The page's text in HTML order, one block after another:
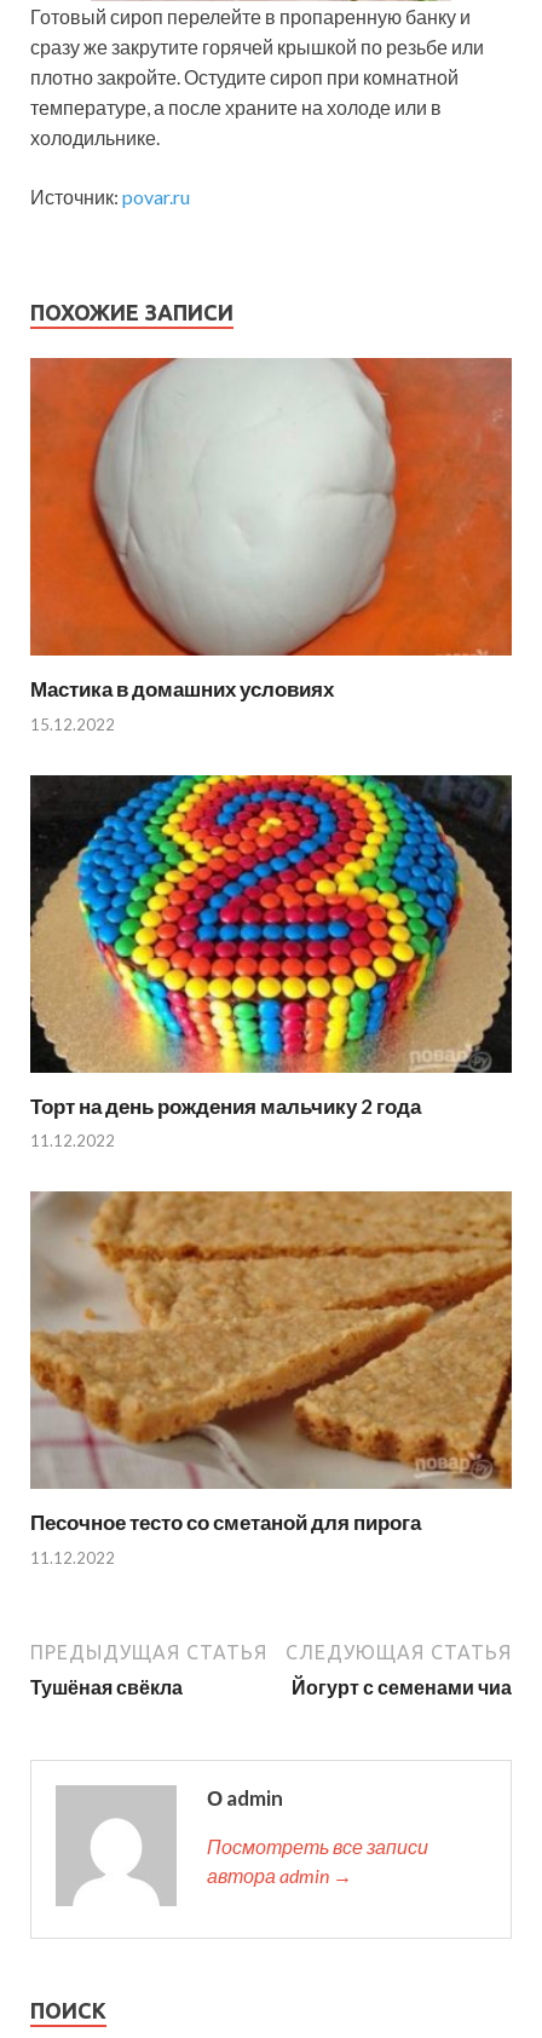
Готовый сироп перелейте в пропаренную банку и
сразу же закрутите горячей крышкой по резьбе или
плотно закройте. Остудите сироп при комнатной
температуре, а после храните на холоде или в
холодильнике.
Источник: povar.ru
ПОХОЖИЕ ЗАПИСИ
Мастика в домашних условиях
15.12.2022
Торт на день рождения мальчику 2 года
11.12.2022
Песочное тесто со сметаной для пирога
11.12.2022
ПРЕДЫДУЩАЯ СТАТЬЯ
Тушёная свёкла
СЛЕДУЮЩАЯ СТАТЬЯ
Йогурт с семенами чиа
О admin
Посмотреть все записи
автора admin →
ПОИСК